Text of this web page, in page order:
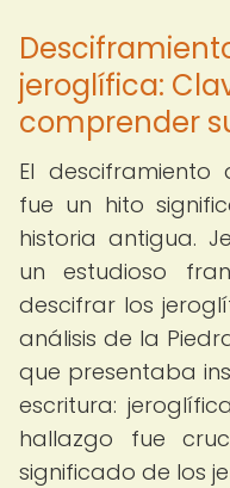
jeroglífica:
comprender
El
fue un hito
historia antigua.
un estudioso
descifrar los
análisis de la
que presentaba
escritura:
hallazgo fue
significado de los